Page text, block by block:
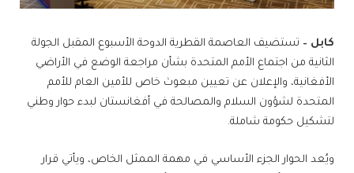
كابل – تستضيف العاصمة القطرية الدوحة الأسبوع المقبل الجولة
الثانية من اجتماع الأمم المتحدة بشأن مراجعة الوضع في الأراضي
الأفغانية، والإعلان عن تعيين مبعوث خاص للأمين العام للأمم
المتحدة لشؤون السلام والمصالحة في أفغانستان لبدء حوار وطني
لتشكيل حكومة شاملة.
ويُعد الحوار الجزء الأساسي في مهمة الممثل الخاص، ويأتي قرار